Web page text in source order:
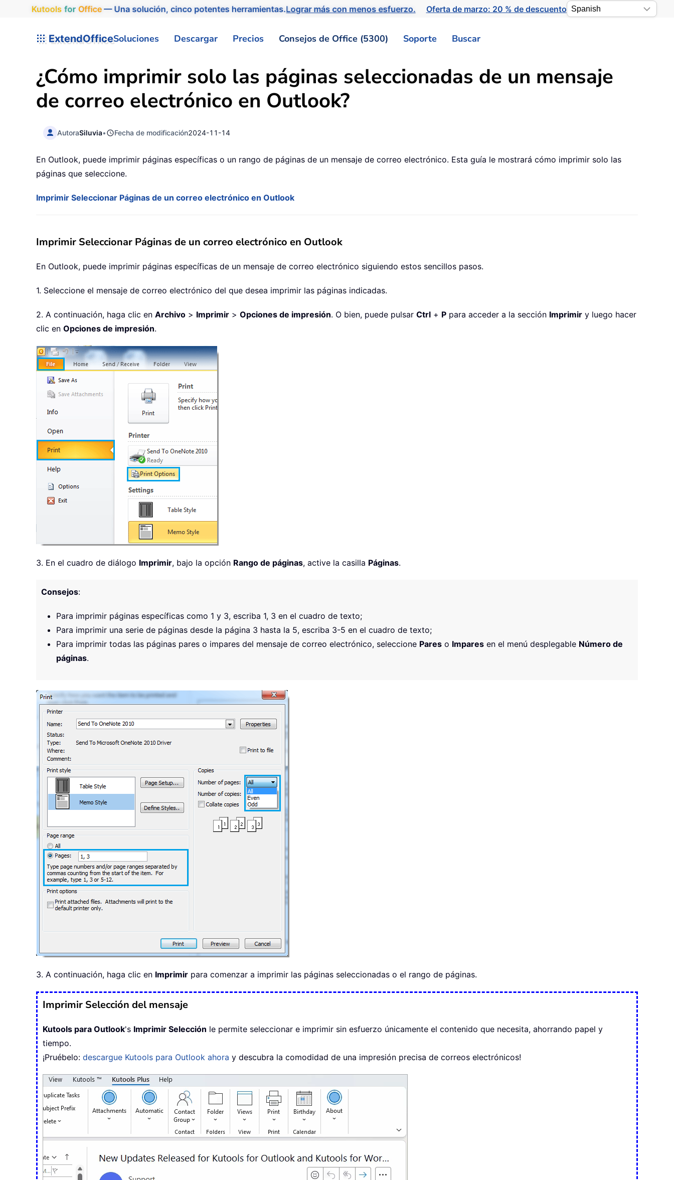
Kutools for Office— Una solución, cinco potentes herramientas.Lograr más con menos esfuerzo. Oferta de marzo: 20 % de descuento
ExtendOfficeSoluciones Descargar Precios Consejos de Office (5300) Soporte Buscar
¿Cómo imprimir solo las páginas seleccionadas de un mensaje
de correo electrónico en Outlook?
AutoraSiluvia• Fecha de modificación2024-11-14
En Outlook, puede imprimir páginas específicas o un rango de páginas de un mensaje de correo electrónico. Esta guía le mostrará cómo imprimir solo las
páginas que seleccione.
Imprimir Seleccionar Páginas de un correo electrónico en Outlook
Imprimir Seleccionar Páginas de un correo electrónico en Outlook
En Outlook, puede imprimir páginas específicas de un mensaje de correo electrónico siguiendo estos sencillos pasos.
1. Seleccione el mensaje de correo electrónico del que desea imprimir las páginas indicadas.
2. A continuación, haga clic en Archivo > Imprimir > Opciones de impresión. O bien, puede pulsar Ctrl + P para acceder a la sección Imprimir y luego hacer
clic en Opciones de impresión.
3. En el cuadro de diálogo Imprimir, bajo la opción Rango de páginas, active la casilla Páginas.
Consejos:
Para imprimir páginas específicas como 1 y 3, escriba 1, 3 en el cuadro de texto;
Para imprimir una serie de páginas desde la página 3 hasta la 5, escriba 3-5 en el cuadro de texto;
Para imprimir todas las páginas pares o impares del mensaje de correo electrónico, seleccione Pares o Impares en el menú desplegable Número de
páginas.
3. A continuación, haga clic en Imprimir para comenzar a imprimir las páginas seleccionadas o el rango de páginas.
Imprimir Selección del mensaje
Kutools para Outlook's Imprimir Selección le permite seleccionar e imprimir sin esfuerzo únicamente el contenido que necesita, ahorrando papel y
tiempo.
¡Pruébelo: descargue Kutools para Outlook ahora y descubra la comodidad de una impresión precisa de correos electrónicos!